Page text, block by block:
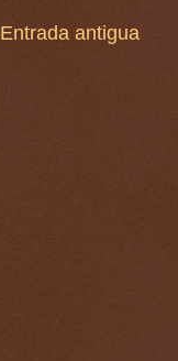
Entrada antigua